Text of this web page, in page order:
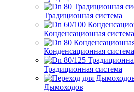
Традиционная система
Конденсационная система
Конденсационная система
Традиционная система
Дымоходов